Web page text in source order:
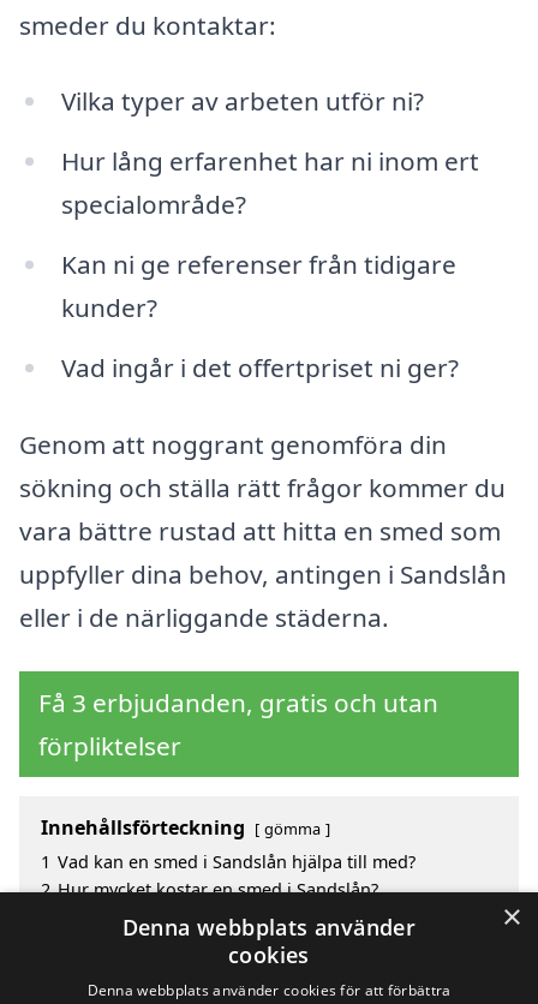
smeder du kontaktar:
Vilka typer av arbeten utför ni?
Hur lång erfarenhet har ni inom ert
specialområde?
Kan ni ge referenser från tidigare
kunder?
Vad ingår i det offertpriset ni ger?
Genom att noggrant genomföra din
sökning och ställa rätt frågor kommer du
vara bättre rustad att hitta en smed som
uppfyller dina behov, antingen i Sandslån
eller i de närliggande städerna.
Få 3 erbjudanden, gratis och utan
förpliktelser
Innehållsförteckning gömma
1 Vad kan en smed i Sandslån hjälpa till med?
2 Hur mycket kostar en smed i Sandslån?
Fördelar med att välja smed i Sandslån
Sök efter en skicklig smed i de omgivande städerna
×
Denna webbplats använder
cookies
Denna webbplats använder cookies för att förbättra